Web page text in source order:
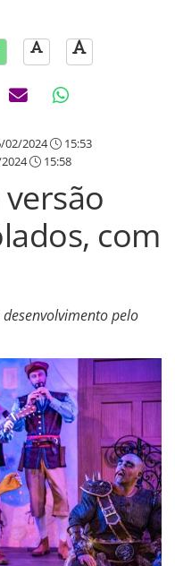
02/2024 15:53
15:58
com
pelo